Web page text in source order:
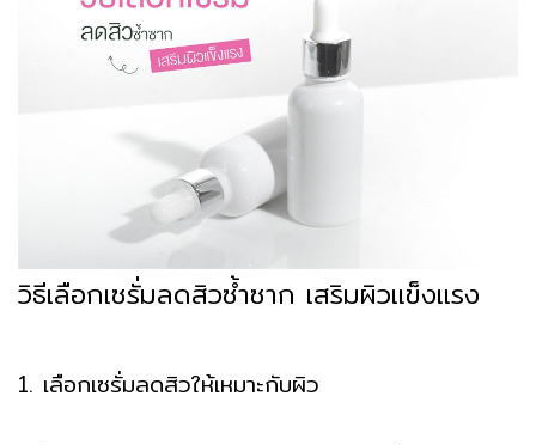
วิธีเลือกเซรั่มลดสิวซ้ำซาก เสริมผิวแข็งแรง
1. เลือกเซรั่มลดสิวให้เหมาะกับผิว